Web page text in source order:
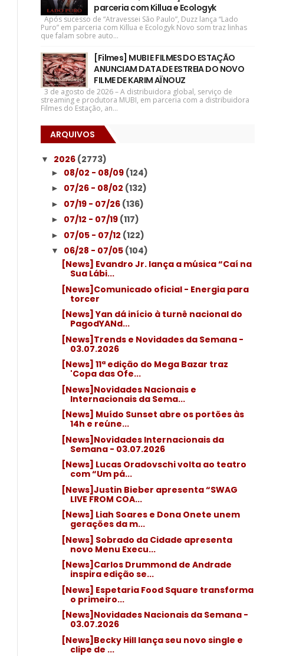
parceria com Killua e Ecologyk
Após sucesso de “Atravessei São Paulo”, Duzz lança “Lado
Puro” em parceria com Killua e Ecologyk Novo som traz linhas
que falam sobre auto...
[Filmes] MUBI E FILMES DO ESTAÇÃO
ANUNCIAM DATA DE ESTREIA DO NOVO
FILME DE KARIM AÏNOUZ
3 de agosto de 2026 – A distribuidora global, serviço de
streaming e produtora MUBI, em parceria com a distribuidora
Filmes do Estação, an...
ARQUIVOS
▼ 2026 (2773)
► 08/02 - 08/09 (124)
► 07/26 - 08/02 (132)
► 07/19 - 07/26 (136)
► 07/12 - 07/19 (117)
► 07/05 - 07/12 (122)
▼ 06/28 - 07/05 (104)
[News] Evandro Jr. lança a música “Caí na
Sua Lábi...
[News]Comunicado oficial - Energia para
torcer
[News] Yan dá início à turnê nacional do
PagodYANd...
[News]Trends e Novidades da Semana -
03.07.2026
[News] 11ª edição do Mega Bazar traz
'Copa das Ofe...
[News]Novidades Nacionais e
Internacionais da Sema...
[News] Muído Sunset abre os portões às
14h e reúne...
[News]Novidades Internacionais da
Semana - 03.07.2026
[News] Lucas Oradovschi volta ao teatro
com “Um pá...
[News]Justin Bieber apresenta “SWAG
LIVE FROM COA...
[News] Liah Soares e Dona Onete unem
gerações da m...
[News] Sobrado da Cidade apresenta
novo Menu Execu...
[News]Carlos Drummond de Andrade
inspira edição se...
[News] Espetaria Food Square transforma
o primeiro...
[News]Novidades Nacionais da Semana -
03.07.2026
[News]Becky Hill lança seu novo single e
clipe de ...